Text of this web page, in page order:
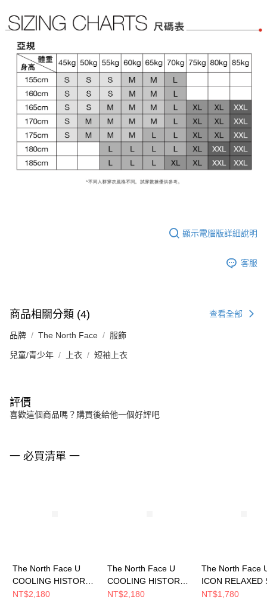
顯示電腦版詳細說明
客服
商品相關分類 (4) 查看全部
品牌 The North Face 服飾
兒童/青少年 上衣 短袖上衣
評價
喜歡這個商品嗎？購買後給他一個好評吧
一 必買清單 一
The North Face U
COOLING HISTORY
RELAXED SS TEE
NT$2,180
The North Face U
COOLING HISTORY
RELAXED SS TEE
NT$2,180
The North Face
ICON RELAXED
TEE GRAPHIC -
NT$1,780